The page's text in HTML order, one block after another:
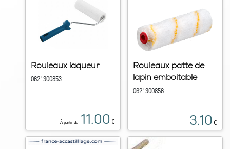
Rouleaux laqueur
0621300853
À partir de 11.00 €
Rouleaux patte de
lapin emboitable
0621300856
3.10 €